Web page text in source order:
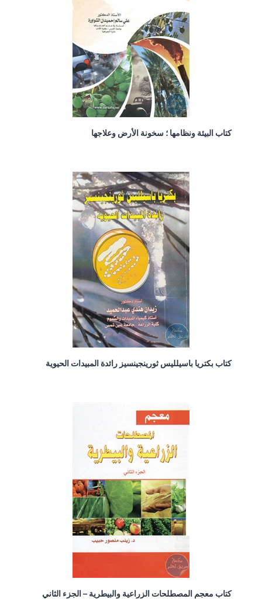
كتاب البيئة ونظامها ؛ سخونة الأرض وعلاجها
كتاب بكتريا باسيلليس ثورينجينسيز رائدة المبيدات الحيوية
كتاب معجم المصطلحات الزراعية والبيطرية – الجزء الثاني